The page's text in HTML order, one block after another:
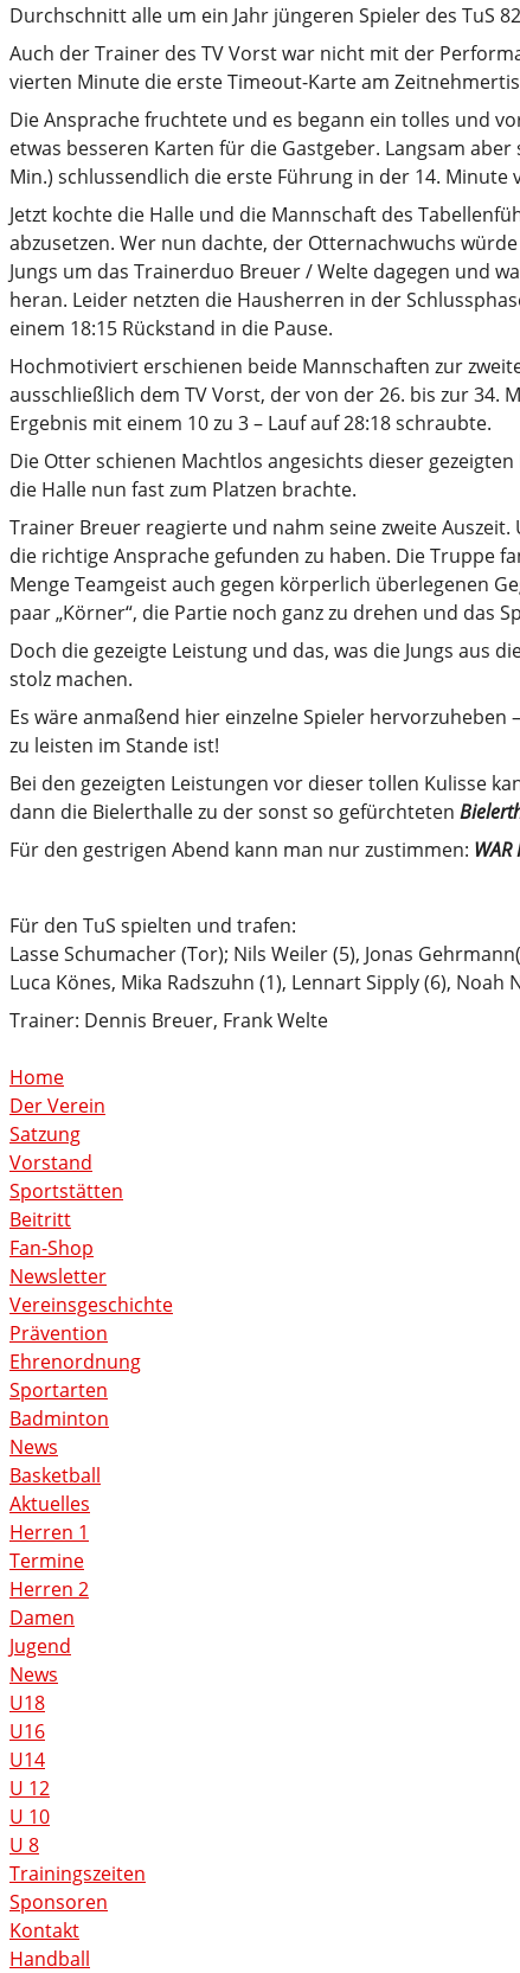
Durchschnitt alle um ein Jahr jüngeren Spieler des TuS
Auch der Trainer des TV Vorst war nicht mit der
vierten Minute die erste Timeout-Karte am
Die Ansprache fruchtete und es begann ein tolles und
etwas besseren Karten für die Gastgeber. Langsam
Min.) schlussendlich die erste Führung in der 14. Minute
Jetzt kochte die Halle und die Mannschaft des
abzusetzen. Wer nun dachte, der Otternachwuchs
Jungs um das Trainerduo Breuer / Welte dagegen und
heran. Leider netzten die Hausherren in der
einem 18:15 Rückstand in die Pause.
Hochmotiviert erschienen beide Mannschaften zur
ausschließlich dem TV Vorst, der von der 26. bis zur 34.
Ergebnis mit einem 10 zu 3 – Lauf auf 28:18 schraubte.
Die Otter schienen Machtlos angesichts dieser
die Halle nun fast zum Platzen brachte.
Trainer Breuer reagierte und nahm seine zweite
die richtige Ansprache gefunden zu haben. Die Truppe
Menge Teamgeist auch gegen körperlich überlegenen
paar „Körner“, die Partie noch ganz zu drehen und das
Doch die gezeigte Leistung und das, was die Jungs aus
stolz machen.
Es wäre anmaßend hier einzelne Spieler hervorzuheben
zu leisten im Stande ist!
Bei den gezeigten Leistungen vor dieser tollen Kulisse
dann die Bielerthalle zu der sonst so gefürchteten
Für den gestrigen Abend kann man nur zustimmen: WAR
Für den TuS spielten und trafen:
Lasse Schumacher (Tor); Nils Weiler (5), Jonas
Luca Könes, Mika Radszuhn (1), Lennart Sipply (6), Noah
Trainer: Dennis Breuer, Frank Welte
Home
Der Verein
Satzung
Vorstand
Sportstätten
Beitritt
Fan-Shop
Newsletter
Vereinsgeschichte
Prävention
Ehrenordnung
Sportarten
Badminton
News
Basketball
Aktuelles
Herren 1
Termine
Herren 2
Damen
Jugend
News
U18
U16
U14
U 12
U 10
U 8
Trainingszeiten
Sponsoren
Kontakt
Handball